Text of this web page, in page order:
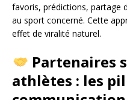
favoris, prédictions, partage
au sport concerné. Cette
effet de viralité naturel.
Partenaires
athlètes : les